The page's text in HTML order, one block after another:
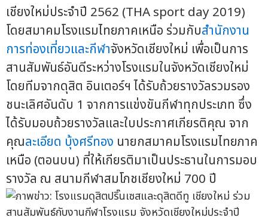
เชียงใหม่ประจำปี 2562 (THA sport day 2019)
โดยสมาคมโรงแรมไทยภาคเหนือ ร่วมกับสำนักงาน
การท่องเที่ยวและกีฬาจังหวัดเชียงใหม่ เพื่อเป็นการ
สานสัมพันธ์อันดีระหว่างโรงแรมในจังหวัดเชียงใหม่
โดยทีมจากดุสิต อินเตอร์ฯ ได้รับถ้วยรางวัลรวมรอง
ชนะเลิศอันดับ 1 จากการแข่งขันกีฬาทุกประเภท ซึ่ง
ได้รับมอบถ้วยรางวัลและใบประกาศเกียรติคุณ จาก
คุณละเอียด บุ้งศรีทอง นายกสมาคมโรงแรมไทยภาค
เหนือ (ตอนบน) ที่ให้เกียรติมาเป็นประธานในการมอบ
รางวัล ณ สนามกีฬาสมโภชเชียงใหม่ 700 ปี